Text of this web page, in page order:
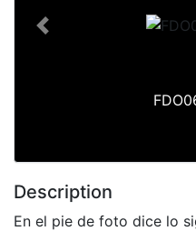
Previous
Description
En el pie de foto dice lo